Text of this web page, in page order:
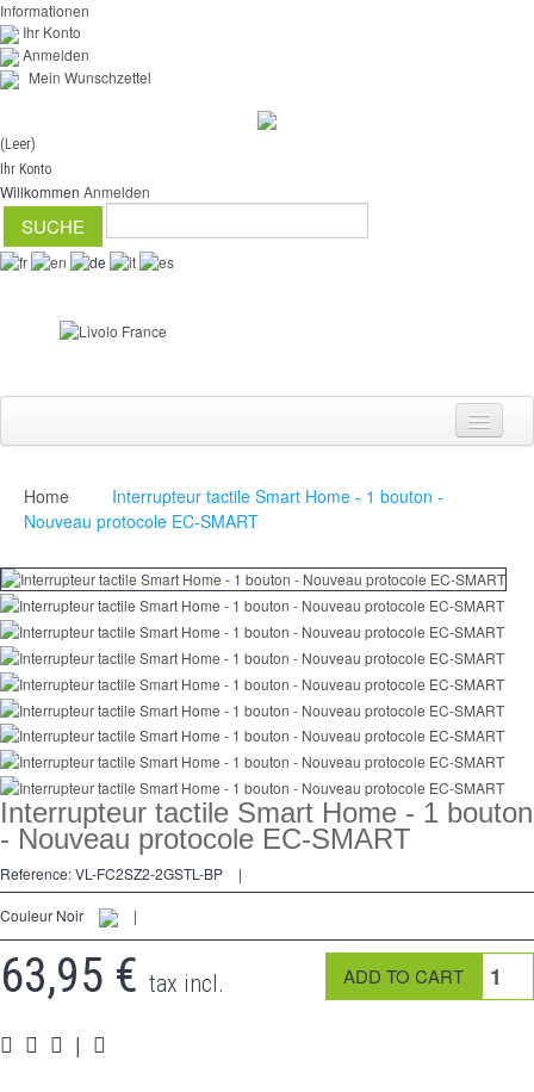
Informationen
Ihr Konto
Anmelden
Mein Wunschzettel
(Leer)
Ihr Konto
Willkommen Anmelden
Schalter
Kreuzschalters
Steckdose
Zubehör
Pièces
Medien
Programme Revendeur - LIVOLO France Site Officiel
Home
Interrupteur tactile Smart Home - 1 bouton -
Nouveau protocole EC-SMART
Interrupteur tactile Smart Home - 1 bouton
- Nouveau protocole EC-SMART
Reference:VL-FC2SZ2-2GSTL-BP |
Couleur Noir |
63,95 € tax incl.
|